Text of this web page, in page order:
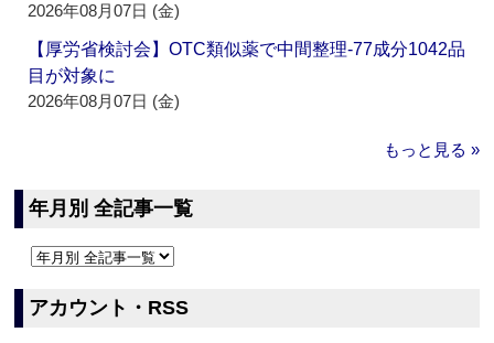
2026年08月07日 (金)
【厚労省検討会】OTC類似薬で中間整理‐77成分1042品
目が対象に
2026年08月07日 (金)
もっと見る »
年月別 全記事一覧
アカウント・RSS